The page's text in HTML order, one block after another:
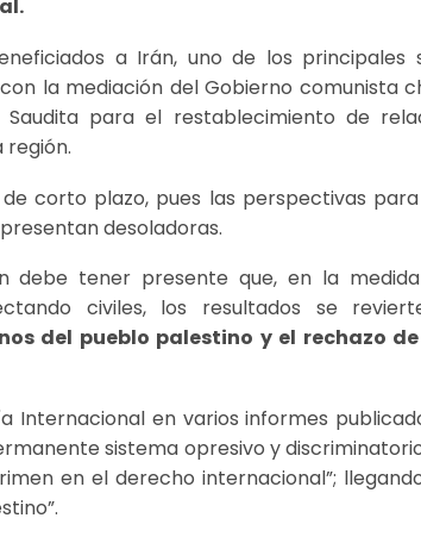
a Irán, uno de los principales
la mediación del Gobierno comunista
para el restablecimiento de
región.
corto plazo, pues las perspectivas
desoladoras.
debe tener presente que, en la
civiles, los resultados se
del pueblo palestino y el rechazo
Internacional en varios informes
sistema opresivo y
en el derecho internacional”;